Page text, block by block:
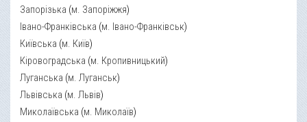
Запорізька (м. Запоріжжя)
Івано-Франківська (м. Івано-Франківськ)
Київська (м. Київ)
Кіровоградська (м. Кропивницький)
Луганська (м. Луганськ)
Львівська (м. Львів)
Миколаївська (м. Миколаїв)